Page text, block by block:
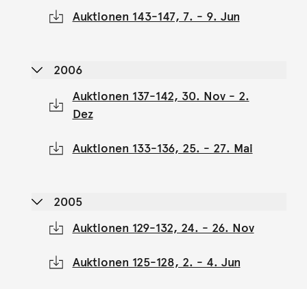
Auktionen 143-147, 7. - 9. Jun
2006
Auktionen 137-142, 30. Nov - 2.
Dez
Auktionen 133-136, 25. - 27. Mai
2005
Auktionen 129-132, 24. - 26. Nov
Auktionen 125-128, 2. - 4. Jun